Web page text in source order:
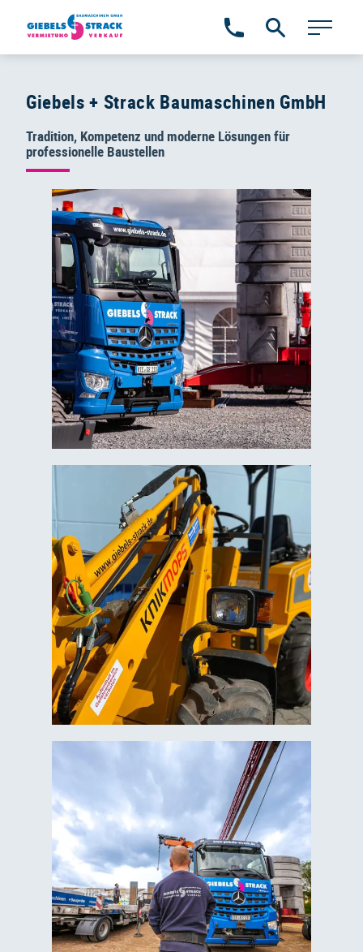
Giebels + Strack Baumaschinen GmbH
Tradition, Kompetenz und moderne Lösungen für
professionelle Baustellen